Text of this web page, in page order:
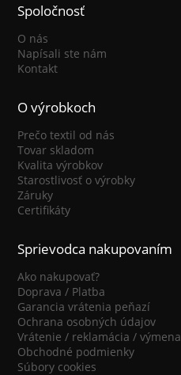
Spoločnosť
O nás
Napísali ste nám
Kontakt
O výrobkoch
Prečo textil od nás
Tovar skladom
Kvalita výrobkov
Starostlivosť o výrobky
Záruky
Certifikáty
Sprievodca nakupovaním
Ako nakupovať?
Doprava / Platba
Garancia vrátenia peňazí
Ochrana osobných údajov
Vrátenie / reklamácia / výmena
Obchodné podmienky
Súbory cookies